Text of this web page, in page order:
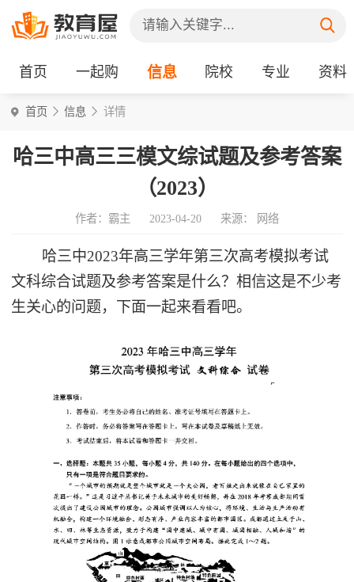
首页 一起购 信息 院校 专业 资料
首页 信息 详情
哈三中高三三模文综试题及参考答案
（2023）
作者：霸主 2023-04-20 来源： 网络
哈三中2023年高三学年第三次高考模拟考试
文科综合试题及参考答案是什么？相信这是不少考
生关心的问题，下面一起来看看吧。